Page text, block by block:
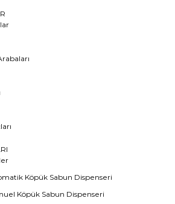
Köpük Sabun Dispenseri
Köpük Sabun Dispenseri